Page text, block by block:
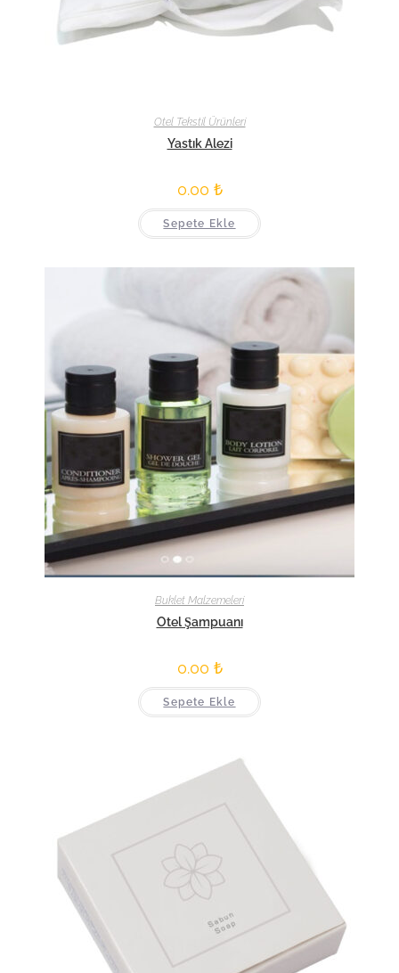
Otel Tekstil Ürünleri
Yastık Alezi
0.00 ₺
Sepete Ekle
Buklet Malzemeleri
Otel Şampuanı
0.00 ₺
Sepete Ekle